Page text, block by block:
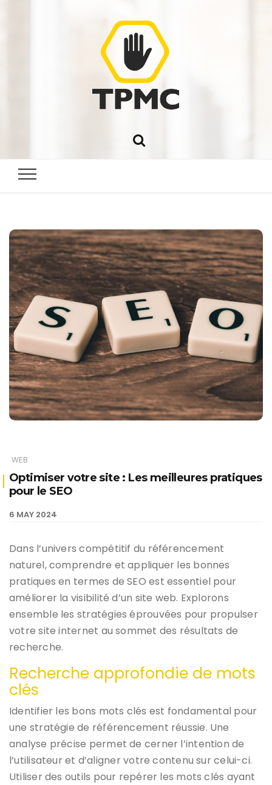
WEB
Optimiser votre site : Les meilleures pratiques
pour le SEO
6 MAY 2024
Dans l’univers compétitif du référencement
naturel, comprendre et appliquer les bonnes
pratiques en termes de SEO est essentiel pour
améliorer la visibilité d’un site web. Explorons
ensemble les stratégies éprouvées pour propulser
votre site internet au sommet des résultats de
recherche.
Recherche approfondie de mots
clés
Identifier les bons mots clés est fondamental pour
une stratégie de référencement réussie. Une
analyse précise permet de cerner l’intention de
l’utilisateur et d’aligner votre contenu sur celui-ci.
Utiliser des outils pour repérer les mots clés ayant